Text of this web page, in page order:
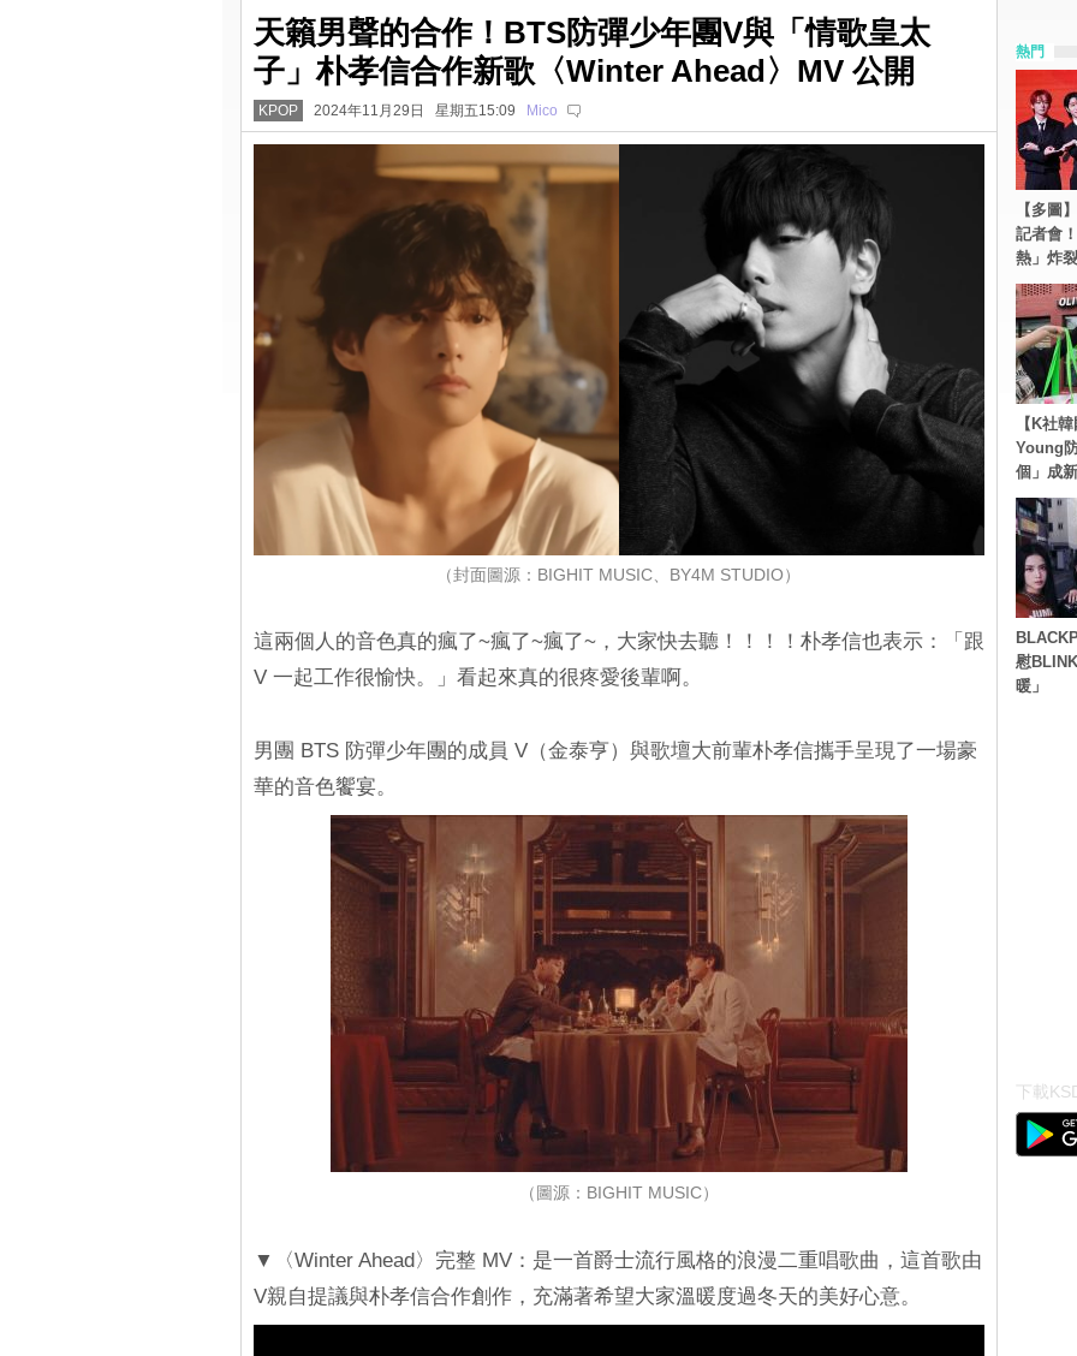
天籟男聲的合作！BTS防彈少年團V與「情歌皇太
子」朴孝信合作新歌〈Winter Ahead〉MV 公開
KPOP 2024年11月29日 星期五15:09 Mico
（封面圖源：BIGHIT MUSIC、BY4M STUDIO）
這兩個人的音色真的瘋了~瘋了~瘋了~，大家快去聽！！！！朴孝信也表示：「跟
V 一起工作很愉快。」看起來真的很疼愛後輩啊。
男團 BTS 防彈少年團的成員 V（金泰亨）與歌壇大前輩朴孝信攜手呈現了一場豪
華的音色饗宴。
（圖源：BIGHIT MUSIC）
▼〈Winter Ahead〉完整 MV：是一首爵士流行風格的浪漫二重唱歌曲，這首歌由
V親自提議與朴孝信合作創作，充滿著希望大家溫暖度過冬天的美好心意。
熱門
【多圖
記者會
熱」炸
【K社
Young
個」成
慰
暖」
下載